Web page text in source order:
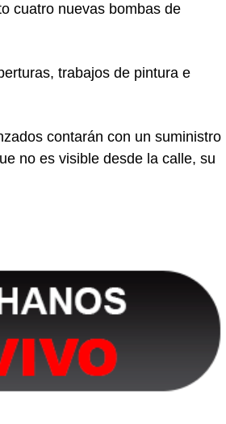
cuatro nuevas bombas de
trabajos de pintura e
contarán con un suministro
no es visible desde la calle, su